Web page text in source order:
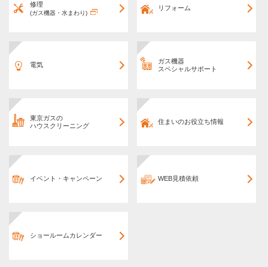
修理
(ガス機器・水まわり)
リフォーム
電気
ガス機器
スペシャルサポート
東京ガスの
ハウスクリーニング
住まいのお役立ち情報
イベント・キャンペーン WEB見積依頼
ショールームカレンダー